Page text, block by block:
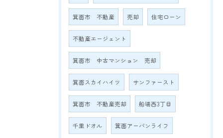
箕面市 不動産 売却 住宅ローン
不動産エージェント
箕面市 中古マンション 売却
箕面スカイハイツ サンファースト
箕面市 不動産売却 船場西3丁目
千里ドオル 箕面アーバンライフ